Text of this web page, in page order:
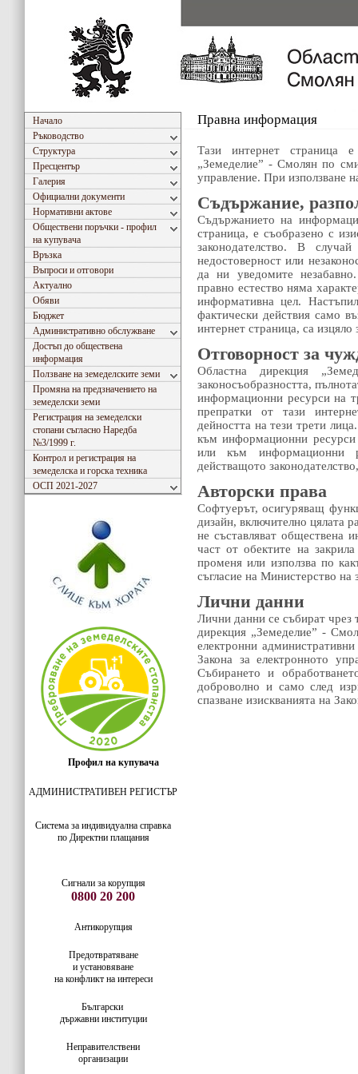
Начало
Ръководство
Структура
Пресцентър
Галерия
Официални документи
Нормативни актове
Обществени поръчки - профил
на купувача
Връзка
Въпроси и отговори
Актуално
Обяви
Бюджет
Административно обслужване
Достъп до обществена
информация
Ползване на земеделските земи
Промяна на предзначението на
земеделски земи
Регистрация на земеделски
стопани съгласно Наредба
№3/1999 г.
Контрол и регистрация на
земеделска и горска техника
ОСП 2021-2027
Профил на купувача
АДМИНИСТРАТИВЕН РЕГИСТЪР
Система за индивидуaлна справка
по Директни плащания
Сигнали за корупция
0800 20 200
Антикорупция
Предотвратяване
и установяване
на конфликт на интереси
Български
държавни институции
Неправителствени
организации
Правна информация
Тази интернет страница
„Земеделие” - Смолян по
управление. При използване
Съдържание,
Съдържанието на
страница, е съобразено с
законодателство. В случай
недостоверност или
да ни уведомите
правно естество няма
информативна цел.
фактически действия само
интернет страница, са
Отговорност за
Областна дирекция
законосъобразността,
информационни ресурси на
препратки от тази
дейността на тези трети
към информационни
или към информационни
действащото
Авторски права
Софтуерът, осигуряващ
дизайн, включително цялата
не съставляват обществена
част от обектите на
променя или използва по
съгласие на Министерство на
Лични данни
Лични данни се събират чрез
дирекция „Земеделие” -
електронни
Закона за електронното
Събирането и
доброволно и само след
спазване изискванията на